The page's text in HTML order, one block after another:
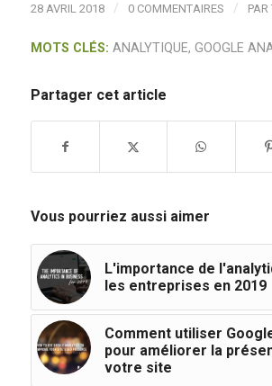
28 AVRIL 2018 / 0 COMMENTAIRES / PAR
MOTS CLÉS: ANALYTIQUE, GOOGLE
Partager cet article
Vous pourriez aussi aimer
L'importance de
les entreprises en 2019
Comment utiliser
pour améliorer la
votre site